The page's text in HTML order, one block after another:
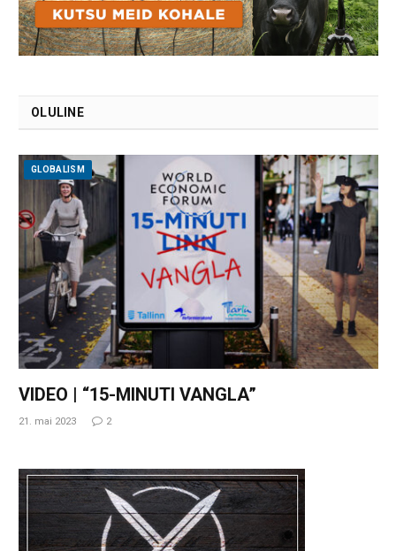
OLULINE
GLOBALISM
VIDEO | “15-MINUTI VANGLA”
21. mai 2023 2